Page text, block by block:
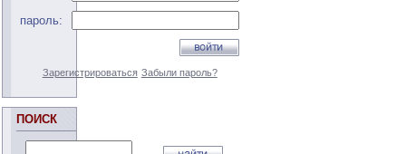
пароль:
Зарегистрироваться Забыли пароль?
ПОИСК